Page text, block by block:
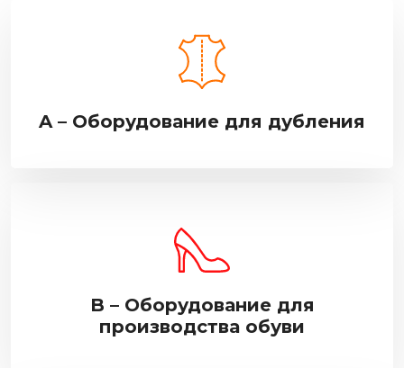
A – Оборудование для дубления
B – Оборудование для
производства обуви